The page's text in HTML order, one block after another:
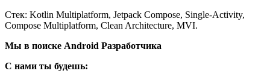
Стек: Kotlin Multiplatform, Jetpack Compose, Single-Activity,
Compose Multiplatform, Clean Architecture, MVI.
Мы в поиске Android Разработчика
С нами ты будешь: